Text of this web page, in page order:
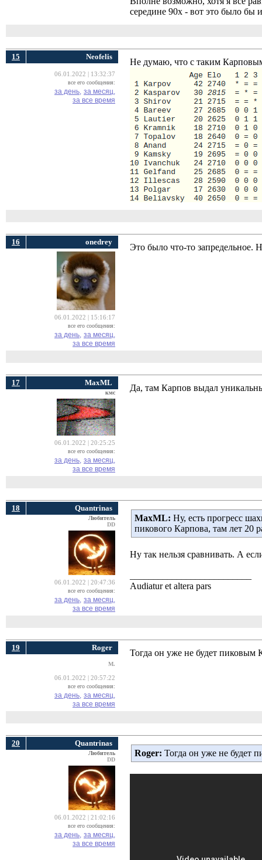
середине 90х - вот это было бы
15 Neofelis
06.01.2022 | 13:32:37
все его сообщения:
за день, за месяц,
за все время
Не думаю, что с таким
16 onedrey
06.01.2022 | 15:16:17
все его сообщения:
за день, за месяц,
за все время
Это было что-то
17 MaxML
кмс
06.01.2022 | 20:25:25
все его сообщения:
за день, за месяц,
за все время
Да, там Карпов выдал
18 Quantrinas
Любитель
DD
06.01.2022 | 20:47:36
все его сообщения:
за день, за месяц,
за все время
MaxML: Ну, есть прогресс
пикового Карпова, там лет 20
Ну так нельзя сравнивать. А
Audiatur et altera pars
19 Roger
M.
06.01.2022 | 20:57:22
все его сообщения:
за день, за месяц,
за все время
Тогда он уже не будет пиковым
20 Quantrinas
Любитель
DD
06.01.2022 | 21:02:16
все его сообщения:
за день, за месяц,
за все время
Roger: Тогда он уже не будет